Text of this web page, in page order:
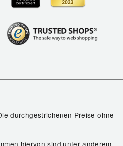
durchgestrichenen Preise ohne
hiervon sind unter anderem